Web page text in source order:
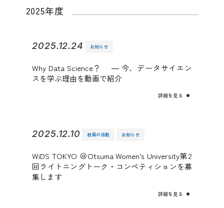
2025年度
2025.12.24 お知らせ
Why Data Science？ ― 今、データサイエン
スを学ぶ理由を動画で紹介
詳細を見る
2025.12.10 教員の活動 お知らせ
WiDS TOKYO ＠Otsuma Women’s University第2
回ライトニングトーク・コンペティションを募
集します
詳細を見る